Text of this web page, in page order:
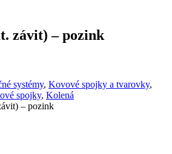
závit) – pozink
systémy, Kovové spojky a tvarovky,
spojky, Kolená
– pozink